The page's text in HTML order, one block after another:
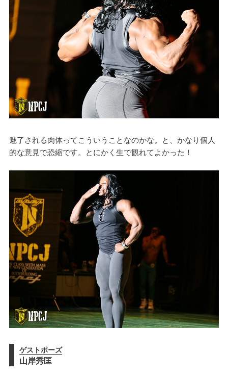
魅了される肉体ってこういうことなのかな。と、かなり個人
的な意見で恐縮です。とにかく生で観れてよかった！
ゲストポーズ
山岸秀匡